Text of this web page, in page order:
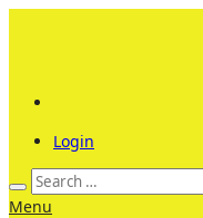
Login
Menu